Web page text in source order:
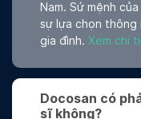
Nam. Sứ mệnh
sự lựa chọn thông
gia đình. Xem chi
Docosan có
sĩ không?